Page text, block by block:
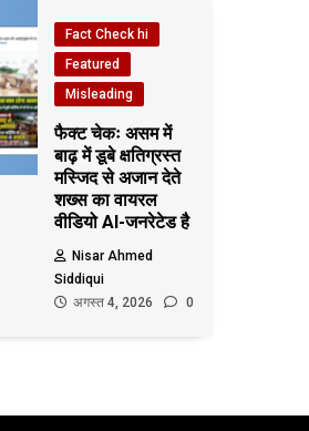
Fact Check hi
Featured
Misleading
फैक्ट चेकः असम में
बाढ़ में डूबे क्षतिग्रस्त
मस्जिद से अजान देते
शख्स का वायरल
वीडियो AI-जनरेटेड है
Nisar Ahmed
Siddiqui
अगस्त 4, 2026
0